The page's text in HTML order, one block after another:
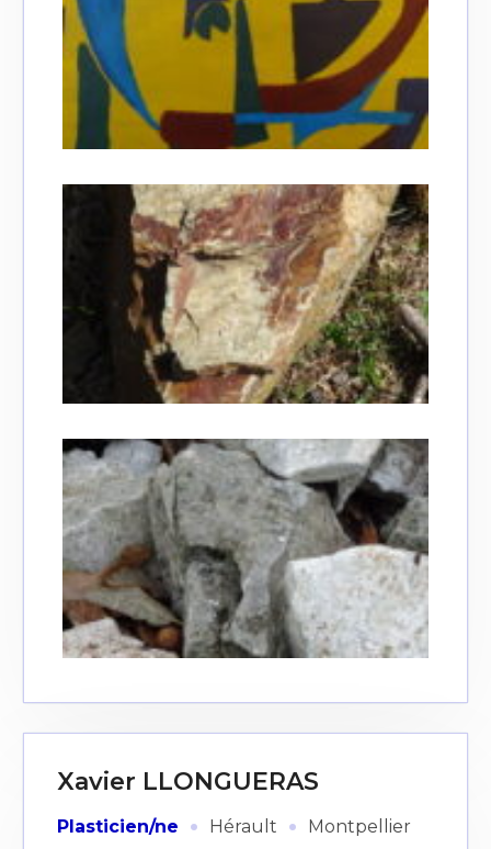
Xavier LLONGUERAS
Plasticien/ne · Hérault · Montpellier